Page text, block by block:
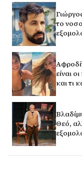
το
είναι
και τι
Θεό,